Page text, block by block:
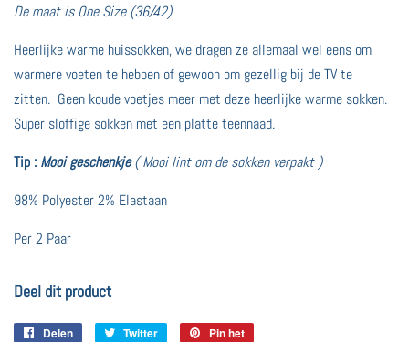
De maat is One Size (36/42)
Heerlijke warme huissokken, we dragen ze allemaal wel eens om
warmere voeten te hebben of gewoon om gezellig bij de TV te
zitten. Geen koude voetjes meer met deze heerlijke warme sokken.
Super sloffige sokken met een platte teennaad.
Tip : Mooi geschenkje( Mooi lint om de sokken verpakt )
98% Polyester 2% Elastaan
Per 2 Paar
Deel dit product
Delen
Delen
Twitter
TwitterenPin het